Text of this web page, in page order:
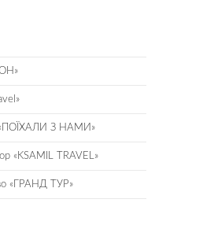
«ПОЇХАЛИ З НАМИ»
«KSAMIL TRAVEL»
«ГРАНД ТУР»